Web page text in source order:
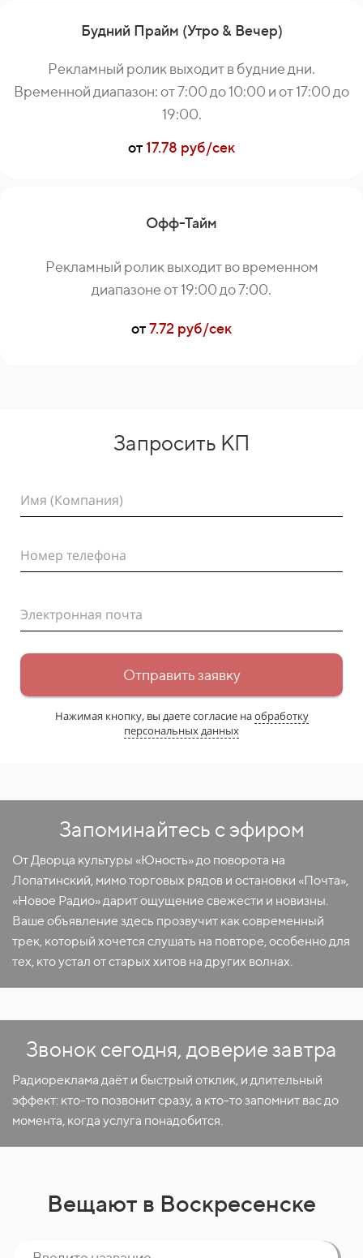
Будний Прайм (Утро & Вечер)
Рекламный ролик выходит в будние дни.
Временной диапазон: от 7:00 до 10:00 и от 17:00 до
19:00.
от17.78 руб/сек
Офф-Тайм
Рекламный ролик выходит во временном
диапазоне от 19:00 до 7:00.
от7.72 руб/сек
Запросить КП
Имя (Компания)
Номер телефона
Электронная почта
Отправить заявку
Нажимая кнопку, вы даете согласие наобработку
персональных данных
Запоминайтесь с эфиром
От Дворца культуры «Юность» до поворота на
Лопатинский, мимо торговых рядов и остановки «Почта»,
«Новое Радио» дарит ощущение свежести и новизны.
Ваше объявление здесь прозвучит как современный
трек, который хочется слушать на повторе, особенно для
тех, кто устал от старых хитов на других волнах.
Звонок сегодня, доверие завтра
Радиореклама даёт и быстрый отклик, и длительный
эффект: кто-то позвонит сразу, а кто-то запомнит вас до
момента, когда услуга понадобится.
Вещают в Воскресенске